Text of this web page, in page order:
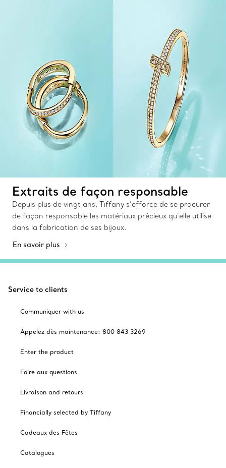
Extraits de façon responsable
Depuis plus de vingt ans, Tiffany s’efforce de se procurer
de façon responsable les matériaux précieux qu’elle utilise
dans la fabrication de ses bijoux.
En savoir plus
Service to clients
Communiquer with us
Appelez dès maintenance: 800 843 3269
Enter the product
Foire aux questions
Livraison and retours
Financially selected by Tiffany
Cadeaux des Fêtes
Catalogues